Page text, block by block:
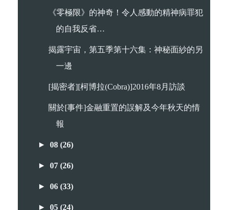
《零極限》的神奇！令人感動的精神病罪犯
的自我反省…
揭露宇宙，第五季第十六集：神秘面紗的另
一邊
[揭密者][柯博拉(Cobra)]2016年8月訪談
關於[事件]金融重置的誤解及今年秋天的情
報
►08(26)
►07(26)
►06(33)
►05(24)